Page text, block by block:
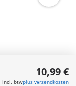
5 werkdagen10,99 €
incl. btwplus verzendkosten